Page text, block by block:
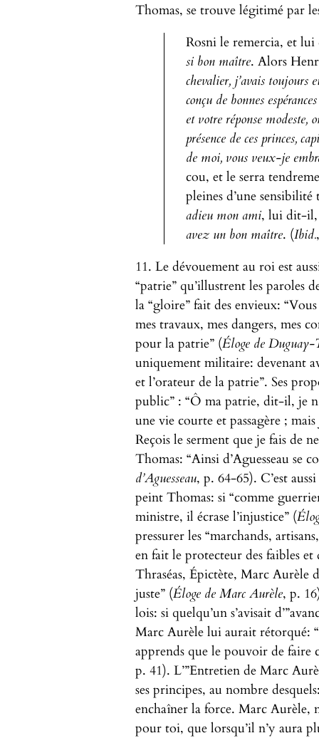
Thomas, se trouve légitimé par
Rosni le remercia, et
si bon maître. Alors
chevalier, j’avais toujours
conçu de bonnes
et votre réponse modeste,
présence de ces princes,
de moi, vous veux-je
cou, et le serra
pleines d’une
adieu mon ami, lui dit-
avez un bon maître. (Ibid.
11. Le dévouement au roi est
“patrie” qu’illustrent les
la “gloire” fait des envieux:
mes travaux, mes dangers, mes
pour la patrie” (Éloge de Duguay-
uniquement militaire: devenant
et l’orateur de la patrie”. Ses
public” : “Ô ma patrie, dit-il, je
une vie courte et passagère ;
Reçois le serment que je fais de
Thomas: “Ainsi d’Aguesseau se
d’Aguesseau, p. 64-65). C’est
peint Thomas: si “comme
ministre, il écrase l’injustice” (
pressurer les “marchands,
en fait le protecteur des faibles
Thraséas, Épictète, Marc Aurèle
juste” (Éloge de Marc Aurèle, p.
lois: si quelqu’un s’avisait
Marc Aurèle lui aurait rétorqué:
apprends que le pouvoir de faire
p. 41). L’”Entretien de Marc
ses principes, au nombre
enchaîner la force. Marc Aurèle,
pour toi, que lorsqu’il n’y aura